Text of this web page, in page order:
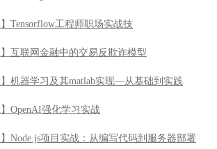
】Tensorflow工程师职场实战技
】互联网金融中的交易反欺诈模型
】机器学习及其matlab实现—从基础到实践
】OpenAI强化学习实战
】Node.js项目实战：从编写代码到服务器部署